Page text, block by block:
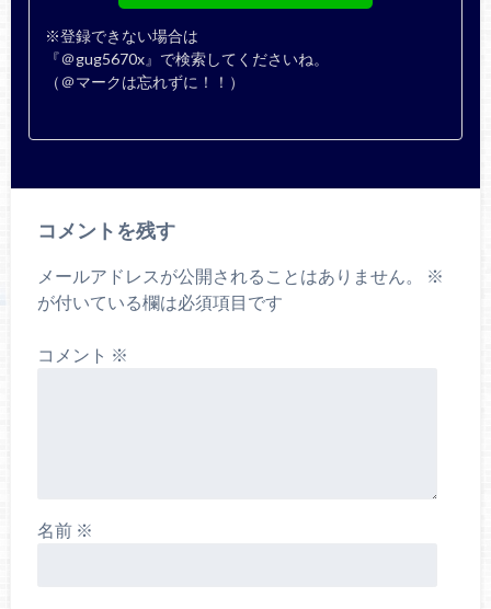
※登録できない場合は
『＠gug5670x』で検索してくださいね。
（＠マークは忘れずに！！）
コメントを残す
メールアドレスが公開されることはありません。
※
が付いている欄は必須項目です
コメント ※
名前 ※